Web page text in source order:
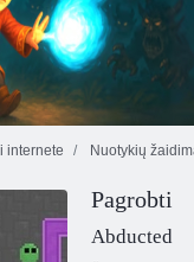
Lavos labirintas
internete Nuotykių
Pagrobti
Abducted